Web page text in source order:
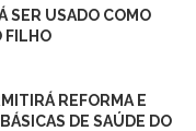
SER USADO COMO
FILHO
REFORMA E
DE SAÚDE DO